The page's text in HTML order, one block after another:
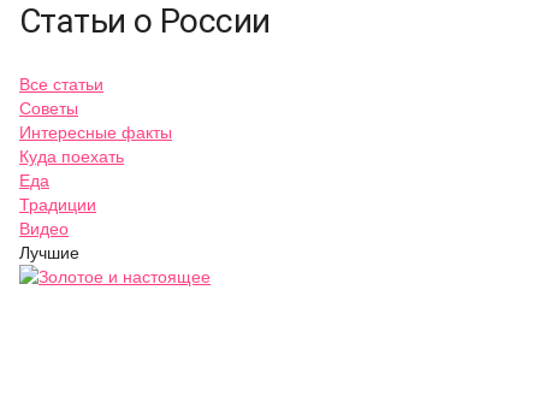
Статьи о России
Все статьи
Советы
Интересные факты
Куда поехать
Еда
Традиции
Видео
Лучшие